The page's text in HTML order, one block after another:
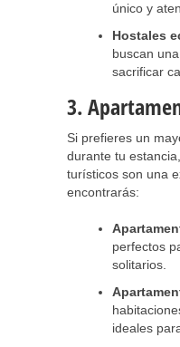
único y
Hostales
buscan
sacrificar
3.
Si prefieres un
durante tu
turísticos son una
encontrarás:
perfectos
solitarios.
ideales